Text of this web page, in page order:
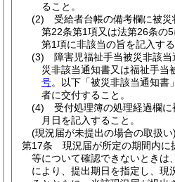
ること。
(2)
受給者台帳の備考欄に被
第22条第1項又は法第26条の
第1項に非該当の旨を記入する
(3)
障害児福祉手当被災非該
災非該当通知書又は福祉手当
号。以下「被災非該当通知書
者に交付すること。
(4)
受付処理簿の処理経過欄
月日を記入すること。
(現況届が未提出の場合の取扱い)
第17条
現況届が所定の期間内に
等について確認できないときは
により、提出期日を指定し、現